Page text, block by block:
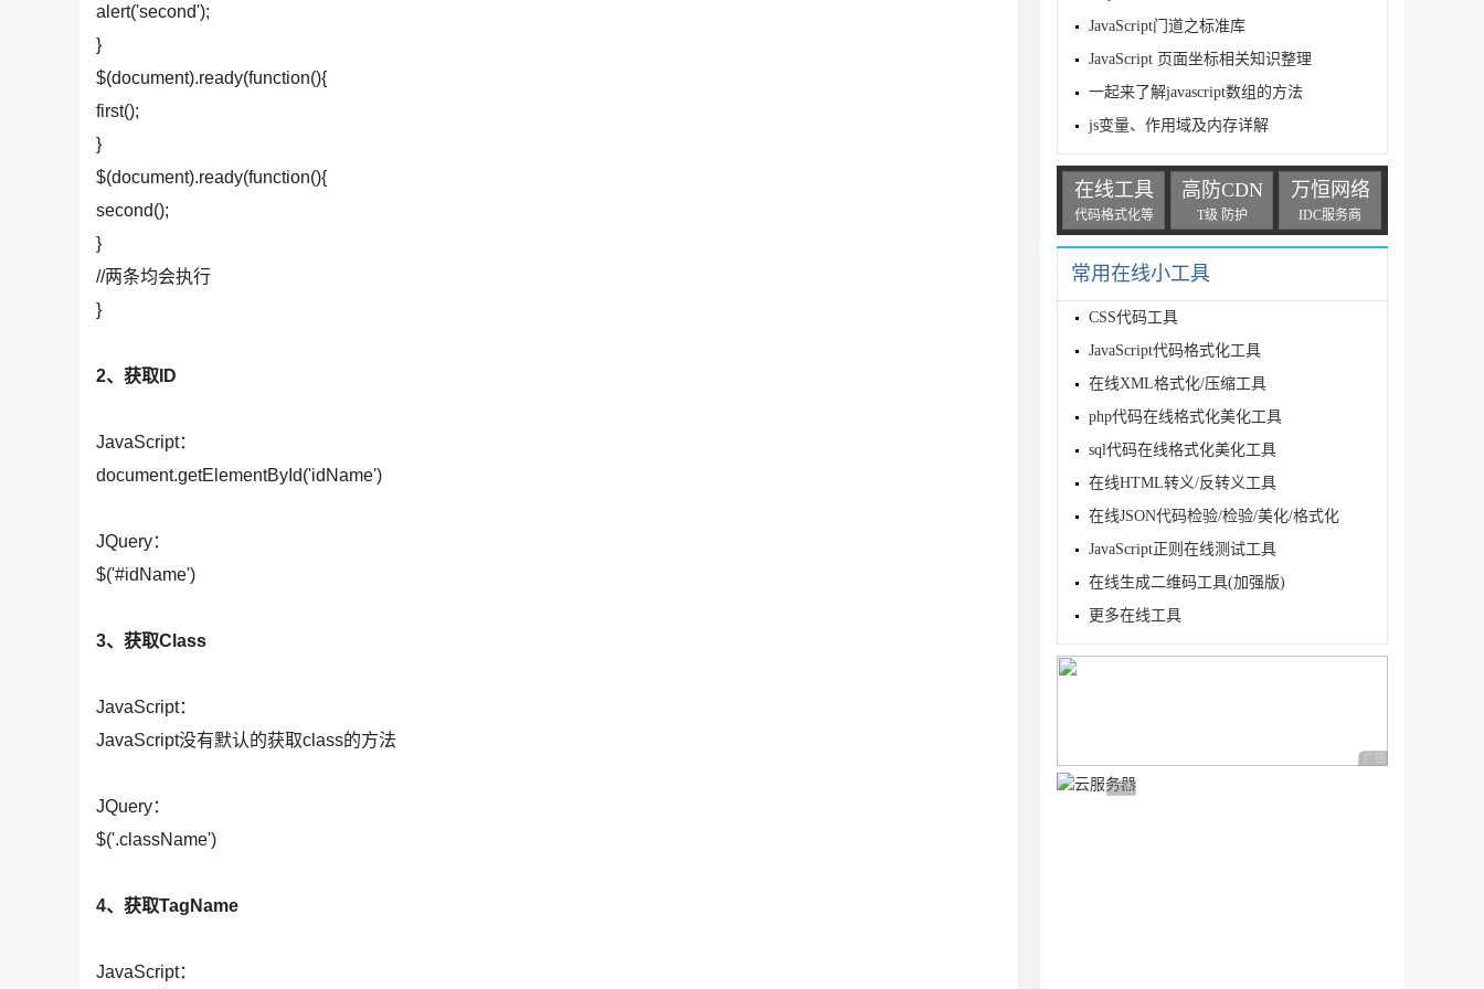
alert('second');
}
$(document).ready(function(){
first();
}
$(document).ready(function(){
second();
}
//两条均会执行
}
2、获取ID
JavaScript：
document.getElementById('idName')
JQuery：
$('#idName')
3、获取Class
JavaScript：
JavaScript没有默认的获取class的方法
JQuery：
$('.className')
4、获取TagName
JavaScript：
JavaScript门道之标准库
JavaScript 页面坐标相关知识整理
一起来了解javascript数组的方法
js变量、作用域及内存详解
在线工具
代码格式化等
高防CDN
T级 防护
万恒网络
IDC服务商
常用在线小工具
CSS代码工具
JavaScript代码格式化工具
在线XML格式化/压缩工具
php代码在线格式化美化工具
sql代码在线格式化美化工具
在线HTML转义/反转义工具
在线JSON代码检验/检验/美化/格式化
JavaScript正则在线测试工具
在线生成二维码工具(加强版)
更多在线工具
广告 商业广告，理性
广告 商业广告，理性选择